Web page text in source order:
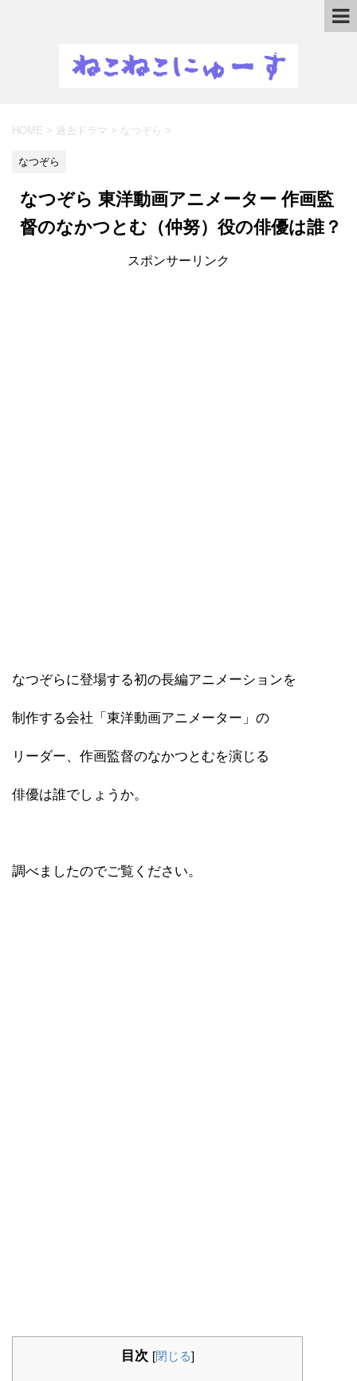
HOME > 過去ドラマ > なつぞら >
なつぞら
なつぞら 東洋動画アニメーター 作画監
督のなかつとむ（仲努）役の俳優は誰？
スポンサーリンク
なつぞらに登場する初の長編アニメーションを
制作する会社「東洋動画アニメーター」の
リーダー、作画監督のなかつとむを演じる
俳優は誰でしょうか。
調べましたのでご覧ください。
目次 [閉じる]